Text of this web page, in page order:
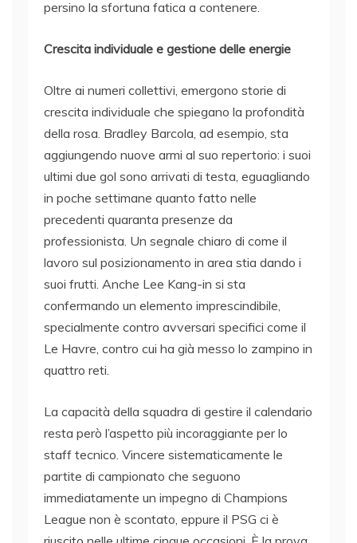
persino la sfortuna fatica a contenere.
Crescita individuale e gestione delle energie
Oltre ai numeri collettivi, emergono storie di
crescita individuale che spiegano la profondità
della rosa. Bradley Barcola, ad esempio, sta
aggiungendo nuove armi al suo repertorio: i suoi
ultimi due gol sono arrivati di testa, eguagliando
in poche settimane quanto fatto nelle
precedenti quaranta presenze da
professionista. Un segnale chiaro di come il
lavoro sul posizionamento in area stia dando i
suoi frutti. Anche Lee Kang-in si sta
confermando un elemento imprescindibile,
specialmente contro avversari specifici come il
Le Havre, contro cui ha già messo lo zampino in
quattro reti.
La capacità della squadra di gestire il calendario
resta però l’aspetto più incoraggiante per lo
staff tecnico. Vincere sistematicamente le
partite di campionato che seguono
immediatamente un impegno di Champions
League non è scontato, eppure il PSG ci è